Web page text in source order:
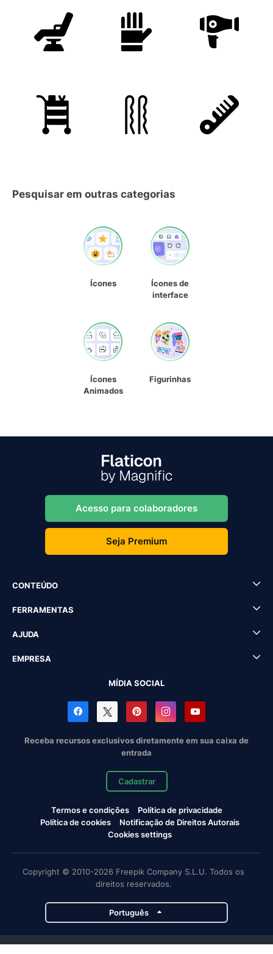
Pesquisar em outras categorias
Ícones
Ícones de
interface
Ícones
Animados
Figurinhas
Acesso para colaboradores
Seja Premium
CONTEÚDO
FERRAMENTAS
AJUDA
EMPRESA
MÍDIA SOCIAL
Receba recursos exclusivos diretamente em sua caixa de
entrada
Cadastrar
Termos e condições
Política de privacidade
Política de cookies
Notificação de Direitos Autorais
Cookies settings
Copyright © 2010-2026 Freepik Company S.L.U. Todos os
direitos reservados.
Português